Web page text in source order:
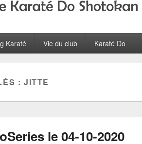
Karaté Vie du club Karaté Do
:JITTE
le 04-10-2020